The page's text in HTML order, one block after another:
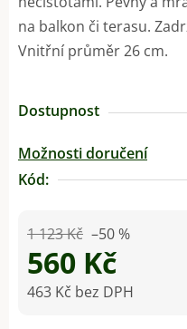
na balkon či terasu.
Vnitřní průměr 26 cm.
Dostupnost
Možnosti doručení
Kód:
1 123 Kč –50 %
560 Kč
463 Kč bez DPH